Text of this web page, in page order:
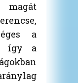
magát
a
így a